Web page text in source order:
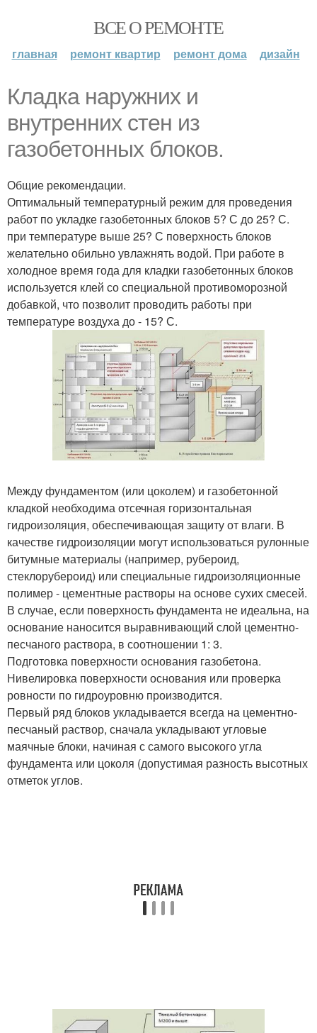
ВСЕ О РЕМОНТЕ
главная ремонт квартир ремонт дома дизайн
Кладка наружних и
внутренних стен из
газобетонных блоков.
Общие рекомендации.
Оптимальный температурный режим для проведения
работ по укладке газобетонных блоков 5? С до 25? С.
при температуре выше 25? С поверхность блоков
желательно обильно увлажнять водой. При работе в
холодное время года для кладки газобетонных блоков
используется клей со специальной противоморозной
добавкой, что позволит проводить работы при
температуре воздуха до - 15? С.
Между фундаментом (или цоколем) и газобетонной
кладкой необходима отсечная горизонтальная
гидроизоляция, обеспечивающая защиту от влаги. В
качестве гидроизоляции могут использоваться рулонные
битумные материалы (например, рубероид,
стеклорубероид) или специальные гидроизоляционные
полимер - цементные растворы на основе сухих смесей.
В случае, если поверхность фундамента не идеальна, на
основание наносится выравнивающий слой цементно-
песчаного раствора, в соотношении 1: 3.
Подготовка поверхности основания газобетона.
Нивелировка поверхности основания или проверка
ровности по гидроуровню производится.
Первый ряд блоков укладывается всегда на цементно-
песчаный раствор, сначала укладывают угловые
маячные блоки, начиная с самого высокого угла
фундамента или цоколя (допустимая разность высотных
отметок углов.